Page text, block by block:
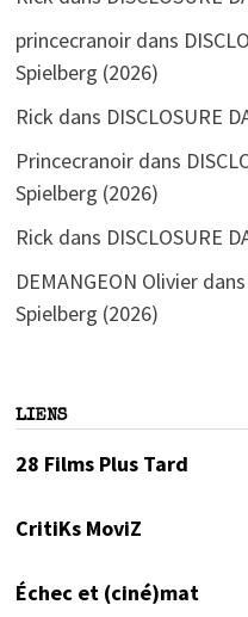
princecranoirdans
Spielberg (2026)
Rick dans DISCLOSURE
Princecranoirdans
Spielberg (2026)
Rick dans DISCLOSURE
DEMANGEON Olivierdans
Spielberg (2026)
LIENS
28 Films Plus Tard
CritiKs MoviZ
Échec et (ciné)mat